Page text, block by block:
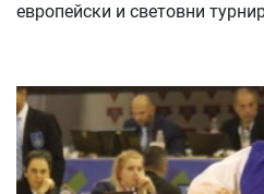
европейски и световни